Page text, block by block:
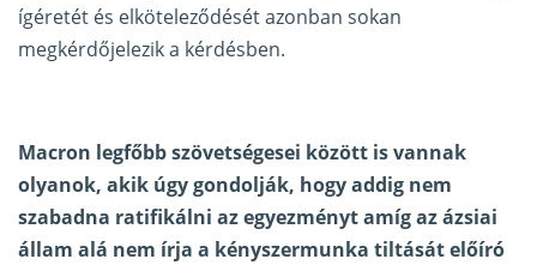
ígéretét és elköteleződését azonban sokan
megkérdőjelezik a kérdésben.
Macron legfőbb szövetségesei között is vannak
olyanok, akik úgy gondolják, hogy addig nem
szabadna ratifikálni az egyezményt amíg az ázsiai
állam alá nem írja a kényszermunka tiltását előíró